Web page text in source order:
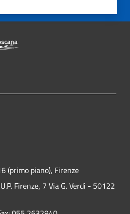
(primo piano), Firenze
Firenze, 7 Via G. Verdi - 50122